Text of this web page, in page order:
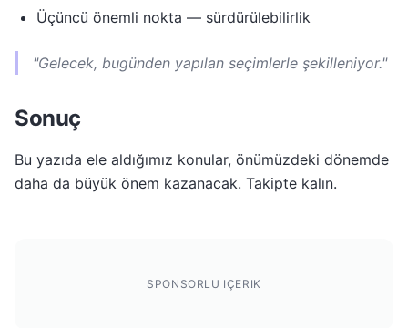
Üçüncü önemli nokta — sürdürülebilirlik
"Gelecek, bugünden yapılan seçimlerle şekilleniyor."
Sonuç
Bu yazıda ele aldığımız konular, önümüzdeki dönemde
daha da büyük önem kazanacak. Takipte kalın.
SPONSORLU IÇERIK